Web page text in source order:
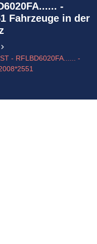
-
Fahrzeuge in der
- RFLBD6020FA...... -